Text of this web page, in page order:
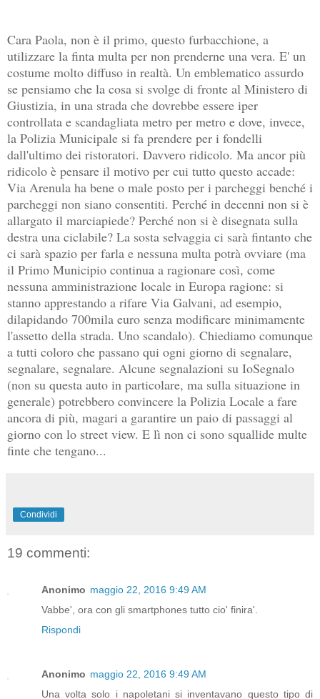
Cara Paola, non è il primo, questo furbacchione, a
utilizzare la finta multa per non prenderne una vera. E' un
costume molto diffuso in realtà. Un emblematico assurdo
se pensiamo che la cosa si svolge di fronte al Ministero di
Giustizia, in una strada che dovrebbe essere iper
controllata e scandagliata metro per metro e dove, invece,
la Polizia Municipale si fa prendere per i fondelli
dall'ultimo dei ristoratori. Davvero ridicolo. Ma ancor più
ridicolo è pensare il motivo per cui tutto questo accade:
Via Arenula ha bene o male posto per i parcheggi benché i
parcheggi non siano consentiti. Perché in decenni non si è
allargato il marciapiede? Perché non si è disegnata sulla
destra una ciclabile? La sosta selvaggia ci sarà fintanto che
ci sarà spazio per farla e nessuna multa potrà ovviare (ma
il Primo Municipio continua a ragionare così, come
nessuna amministrazione locale in Europa ragione: si
stanno apprestando a rifare Via Galvani, ad esempio,
dilapidando 700mila euro senza modificare minimamente
l'assetto della strada. Uno scandalo). Chiediamo comunque
a tutti coloro che passano qui ogni giorno di segnalare,
segnalare, segnalare. Alcune segnalazioni su IoSegnalo
(non su questa auto in particolare, ma sulla situazione in
generale) potrebbero convincere la Polizia Locale a fare
ancora di più, magari a garantire un paio di passaggi al
giorno con lo street view. E lì non ci sono squallide multe
finte che tengano...
Condividi
19 commenti:
Anonimo maggio 22, 2016 9:49 AM
Vabbe', ora con gli smartphones tutto cio' finira'.
Rispondi
Anonimo maggio 22, 2016 9:49 AM
Una volta solo i napoletani si inventavano questo tipo di